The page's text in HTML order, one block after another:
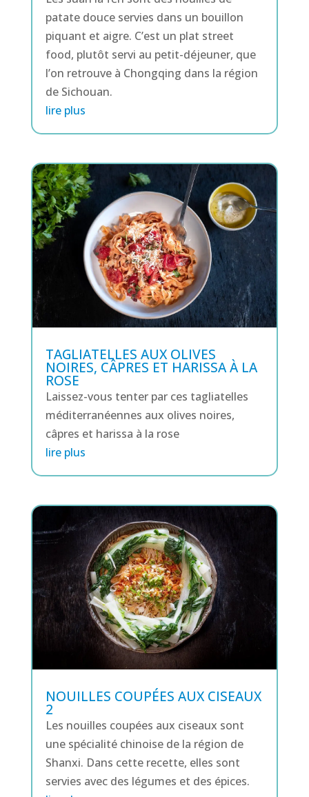
patate douce servies dans un bouillon
piquant et aigre. C’est un plat street
food, plutôt servi au petit-déjeuner, que
l’on retrouve à Chongqing dans la région
de Sichouan.
lire plus
TAGLIATELLES AUX OLIVES
NOIRES, CÂPRES ET HARISSA À LA
ROSE
Laissez-vous tenter par ces tagliatelles
méditerranéennes aux olives noires,
câpres et harissa à la rose
lire plus
NOUILLES COUPÉES AUX CISEAUX
2
Les nouilles coupées aux ciseaux sont
une spécialité chinoise de la région de
Shanxi. Dans cette recette, elles sont
servies avec des légumes et des épices.